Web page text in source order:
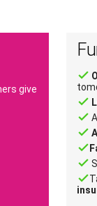
give
done
done
done
done
done
done
done